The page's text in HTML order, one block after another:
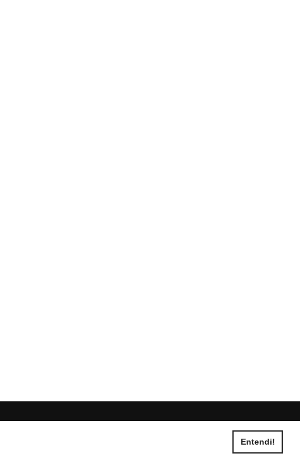
Entendi!